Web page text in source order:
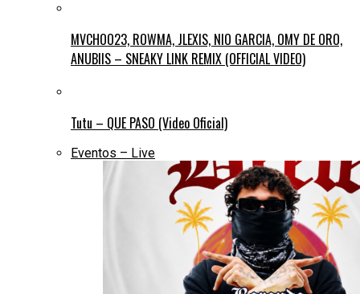
MVCHOO23, ROWMA, JLEXIS, NIO GARCIA, OMY DE ORO,
ANUBIIS – SNEAKY LINK REMIX (OFFICIAL VIDEO)
Tutu – QUE PASO (Video Oficial)
Eventos – Live